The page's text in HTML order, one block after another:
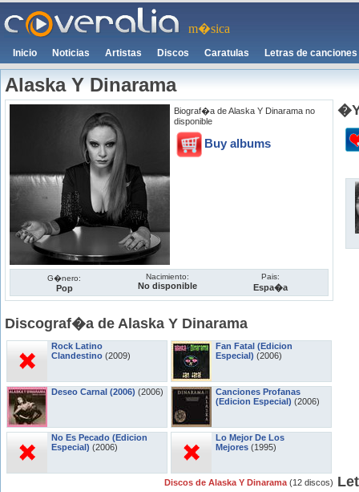
m�sica
Inicio Noticias Artistas Discos Caratulas Letras de canciones
Alaska Y Dinarama
Biograf�a de Alaska Y Dinarama no
disponible
Buy albums
G�nero:
Pop
Nacimiento:
No disponible
Pais:
Espa�a
Discograf�a de Alaska Y Dinarama
Rock Latino
Clandestino (2009)
Deseo Carnal (2006) (2006)
No Es Pecado (Edicion
Especial) (2006)
Fan Fatal (Edicion
Especial) (2006)
Canciones Profanas
(Edicion Especial) (2006)
Lo Mejor De Los
Mejores (1995)
Discos de Alaska Y Dinarama (12 discos)